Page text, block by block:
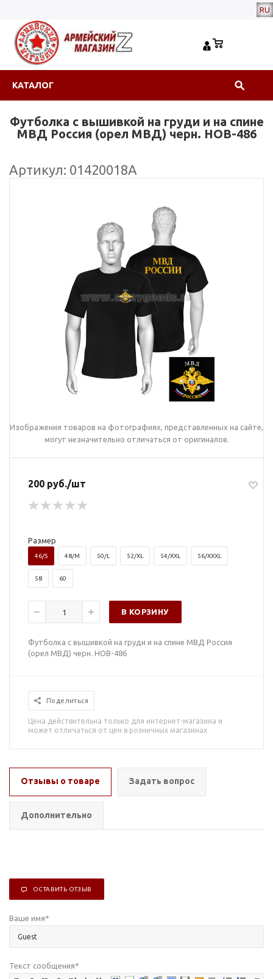
RU
КАТАЛОГ
Футболка с вышивкой на груди и на спине
МВД Россия (орел МВД) черн. НОВ-486
Артикул: 01420018А
Изображения товаров на фотографиях, представленных на сайте,
могут незначительно отличаться от оригиналов.
200 руб./шт
Размер
46/S 48/M 50/L 52/XL 54/XXL 56/XXXL
58 60
В КОРЗИНУ
Футболка с вышивкой на груди и на спине МВД Россия
(орел МВД) черн. НОВ-486
Поделиться
Цена действительна только для интернет-магазина и
может отличаться от цен в розничных магазинах
Отзывы о товаре Задать вопрос
Дополнительно
ОСТАВИТЬ ОТЗЫВ
Ваше имя*
Текст сообщения*